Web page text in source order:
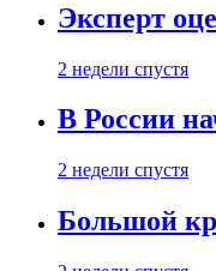
Эксперт
2 недели спустя
В России
2 недели спустя
Большой